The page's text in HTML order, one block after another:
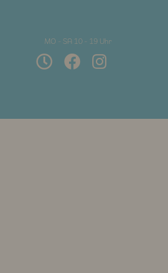
MO - SA 10 - 19 Uhr